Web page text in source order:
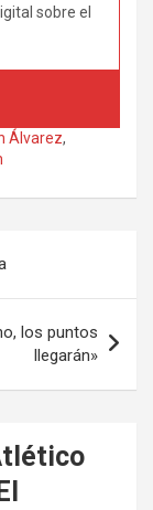
sobre el
Álvarez,
los puntos
llegarán»